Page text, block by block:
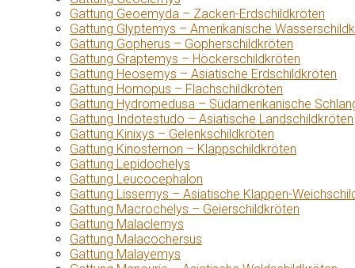
Gattung Geoemyda – Zacken-Erdschildkröten
Gattung Glyptemys – Amerikanische
Gattung Gopherus – Gopherschildkröten
Gattung Graptemys – Höckerschildkröten
Gattung Heosemys – Asiatische Erdschildkröten
Gattung Homopus – Flachschildkröten
Gattung Hydromedusa – Südamerikanische
Gattung Indotestudo – Asiatische Landschildkröten
Gattung Kinixys – Gelenkschildkröten
Gattung Kinosternon – Klappschildkröten
Gattung Lepidochelys
Gattung Leucocephalon
Gattung Lissemys – Asiatische Klappen-
Gattung Macrochelys – Geierschildkröten
Gattung Malaclemys
Gattung Malacochersus
Gattung Malayemys